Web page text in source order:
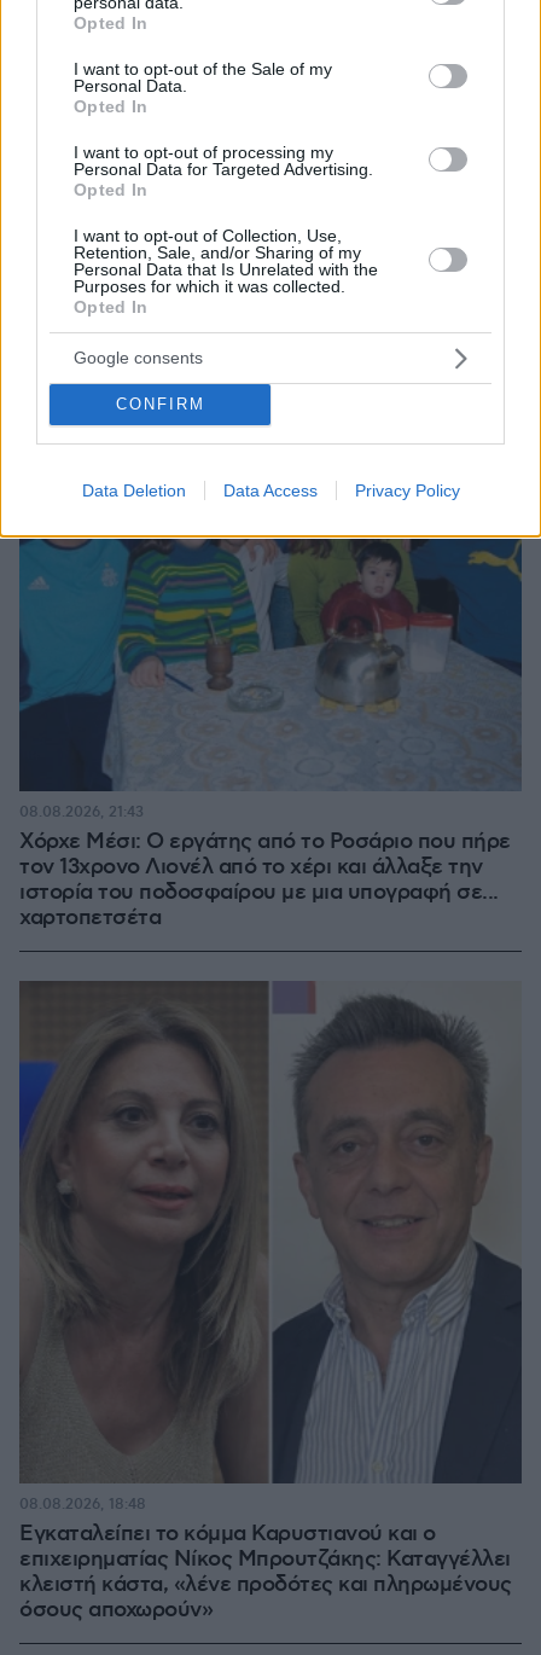
grant or deny consent to Google and its third-party tags to
use your data for below specified purposes in below Google
consent section.
Opted In
I want to opt-out of the Sale of my
Personal Data.
Opted In
I want to opt-out of processing my
Personal Data for Targeted Advertising.
Opted In
I want to opt-out of Collection, Use,
Retention, Sale, and/or Sharing of my
Personal Data that Is Unrelated with the
Purposes for which it was collected.
Opted In
Google consents
CONFIRM
Data Deletion Data Access Privacy Policy
Σιθωνία
09.08.2026, 00:14
ΔΕΙΤΕ ΟΛΕΣ ΤΙΣ ΕΙΔΗΣΕΙΣ
ΤΑ ΠΙΟ ΔΗΜΟΦΙΛΗ
Χόρχε Μέσι: Ο εργάτης από το Ροσάριο που πήρε
τον 13χρονο Λιονέλ από το χέρι και άλλαξε την
ιστορία του ποδοσφαίρου με μια υπογραφή σε...
χαρτοπετσέτα
08.08.2026, 21:43
Εγκαταλείπει το κόμμα Καρυστιανού και ο
επιχειρηματίας Νίκος Μπρουτζάκης: Καταγγέλλει
κλειστή κάστα, «λένε προδότες και πληρωμένους
όσους αποχωρούν»
08.08.2026, 18:48